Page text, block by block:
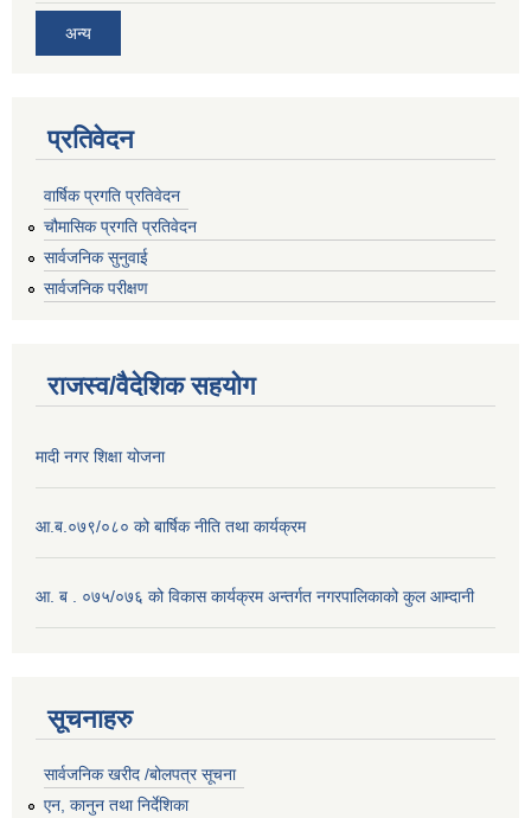
अन्य
प्रतिवेदन
वार्षिक प्रगति प्रतिवेदन
चौमासिक प्रगति प्रतिवेदन
सार्वजनिक सुनुवाई
सार्वजनिक परीक्षण
राजस्व/वैदेशिक सहयोग
मादी नगर शिक्षा योजना
आ.ब.०७९/०८० को बार्षिक नीति तथा कार्यक्रम
आ. ब . ०७५/०७६ को विकास कार्यक्रम अन्तर्गत नगरपालिकाको कुल आम्दानी
सूचनाहरु
सार्वजनिक खरीद /बोलपत्र सूचना
एन, कानुन तथा निर्देशिका